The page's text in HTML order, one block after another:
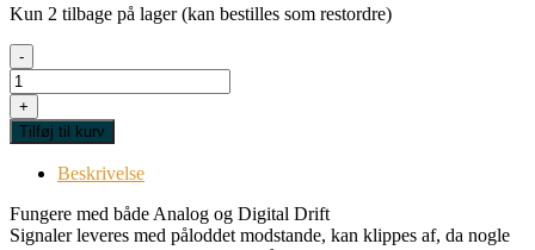
Kun 2 tilbage på lager (kan bestilles som restordre)
-
08
I-
SI
4-
lanterner
+
Tilføj til kurv
Beskrivelse
Fungere med både Analog og Digital Drift
Signaler leveres med påloddet modstande, kan klippes af, da nogle